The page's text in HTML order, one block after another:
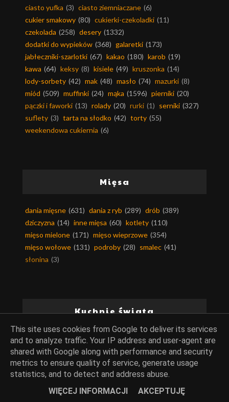
ciasto yufka (3) ciasto ziemniaczane (6)
cukier smakowy (80) cukierki-czekoladki (11)
czekolada (258) desery (1332)
dodatki do wypieków (368) galaretki (173)
jabłeczniki-szarlotki (67) kakao (180) karob (19)
kawa (64) keksy (8) kisiele (49) kruszonka (14)
lody-sorbety (42) mak (48) masło (74) mazurki (8)
miód (509) muffinki (24) mąka (1596) pierniki (20)
pączki i faworki (13) rolady (20) rurki (1) serniki (327)
suflety (3) tarta na słodko (42) torty (55)
weekendowa cukiernia (6)
Mięsa
dania mięsne (631) dania z ryb (289) drób (389)
dziczyzna (14) inne mięsa (60) kotlety (110)
mięso mielone (171) mięso wieprzowe (354)
mięso wołowe (131) podroby (28) smalec (41)
słonina (3)
Kuchnie świata
kuchnia arabska (49) kuchnia afryki (6)
kuchnia ajurwedyjska (2) kuchnia alaski (1)
kuchnia algierska (2) kuchnia amerykańska (36)
kuchnia andaluzji (13) kuchnia angielska (24)
kuchnia argentyńska (3) kuchnia armenii (2)
This site uses cookies from Google to deliver its services
and to analyze traffic. Your IP address and user-agent are
shared with Google along with performance and security
metrics to ensure quality of service, generate usage
statistics, and to detect and address abuse.
WIĘCEJ INFORMACJI
AKCEPTUJĘ